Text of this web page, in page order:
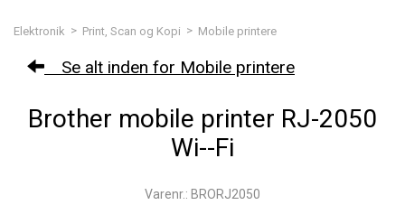
Elektronik > Print, Scan og Kopi > Mobile printere
Se alt inden for Mobile printere
Brother mobile printer RJ-2050
Wi--Fi
Varenr.: BRORJ2050